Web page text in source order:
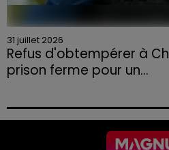
31 juillet 2026
Refus d'obtempérer à
prison ferme pour un...
permis et la confiscation de